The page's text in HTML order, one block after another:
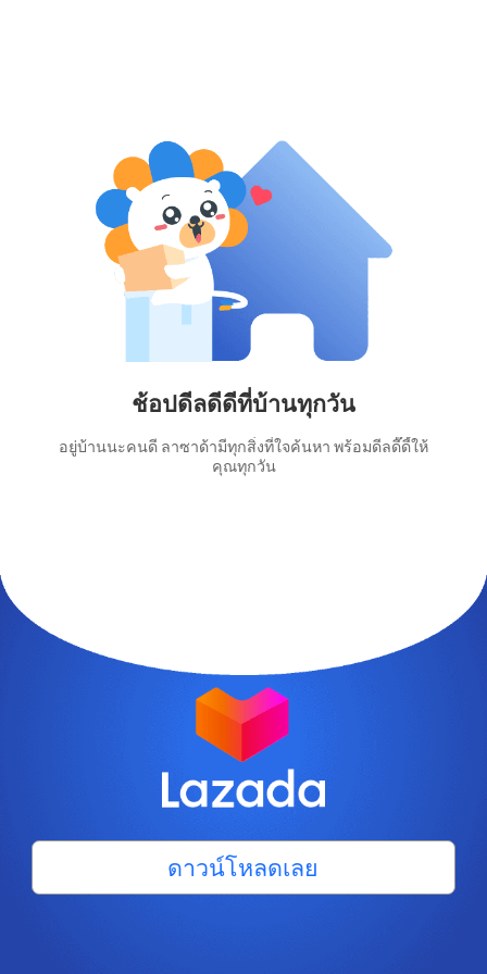
ช้อปดีลดีดีที่บ้านทุกวัน
อยู่บ้านนะคนดี ลาซาด้ามีทุกสิ่งที่ใจค้นหา พร้อมดีลดี๊ดี้ให้
คุณทุกวัน
ดาวน์โหลดเลย